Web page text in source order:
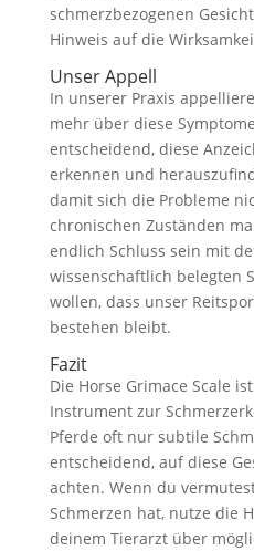
schmerzbezogenen
Hinweis auf die
Unser Appell
In unserer Praxis
mehr über diese
entscheidend, diese
erkennen und
damit sich die Probleme
chronischen Zuständen
endlich Schluss sein mit
wissenschaftlich belegten
wollen, dass unser
bestehen bleibt.
Fazit
Die Horse Grimace Scale
Instrument zur
Pferde oft nur subtile
entscheidend, auf diese
achten. Wenn du
Schmerzen hat, nutze die
deinem Tierarzt über